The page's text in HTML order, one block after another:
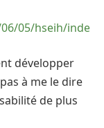
05/hseih/
développer
à me le dire
de plus